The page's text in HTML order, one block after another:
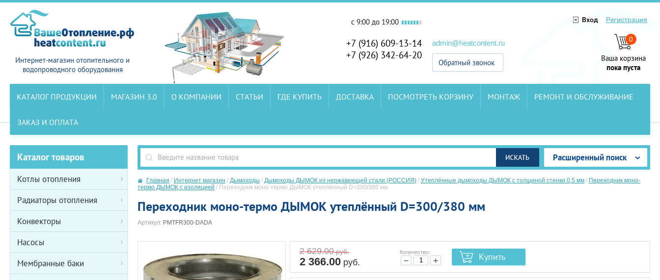
Интернет-магазин отопительного и
водопроводного оборудования
c 9:00 до 19:00
+7 (916) 609-13-14
+7 (926) 342-64-20
admin@heatcontent.ru
Обратный звонок
Вход Регистрация
0
Ваша корзина
пока пуста
КАТАЛОГ ПРОДУКЦИИ МАГАЗИН 3.0 О КОМПАНИИ СТАТЬИ ГДЕ КУПИТЬ ДОСТАВКА ПОСМОТРЕТЬ КОРЗИНУ МОНТАЖ РЕМОНТ И ОБСЛУЖИВАНИЕ
ЗАКАЗ И ОПЛАТА
Расширенный поиск
Главная / Интернет магазин / Дымоходы / Дымоходы ДЫМОК из нержавеющей стали (РОССИЯ) / Утеплённые дымоходы ДЫМОК с толщиной стенки 0,5 мм / Переходник моно-
термо ДЫМОК с изоляцией / Переходник моно-термо ДЫМОК утеплённый D=300/380 мм
Переходник моно-термо ДЫМОК утеплённый D=300/380 мм
Артикул: PMTFR300-DADA
2 629.00руб.
2 366.00 руб.
Количество:
− + Купить
Каталог товаров
Котлы отопления
Радиаторы отопления
Конвекторы
Насосы
Мембранные баки